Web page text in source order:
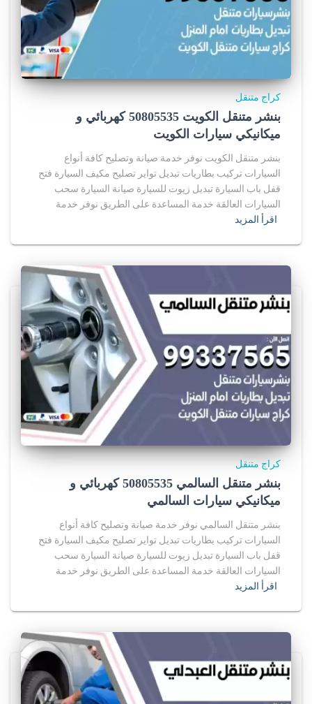
كراج متنقل
بنشر متنقل الكويت 50805535‬ كهربائي و
ميكانيكي سيارات الكويت
بنشر متنقل الكويت نوفر خدمة صيانة وتصليح كافة أنواع
السيارات تركيب بطاريات تبديل تواير تصليح مكيف السيارة فتح
قفل باب السيارة تبديل زيوت للسيارة صيانة السيارة سحب
السيارات العالقة خدمة المساعدة على الطريق نوفر خدمة
اقرأ المزيد
كراج متنقل
بنشر متنقل السالمي 50805535‬ كهربائي و
ميكانيكي سيارات السالمي
بنشر متنقل السالمي نوفر خدمة صيانة وتصليح كافة أنواع
السيارات تركيب بطاريات تبديل تواير تصليح مكيف السيارة فتح
قفل باب السيارة تبديل زيوت للسيارة صيانة السيارة سحب
السيارات العالقة خدمة المساعدة على الطريق نوفر خدمة
اقرأ المزيد